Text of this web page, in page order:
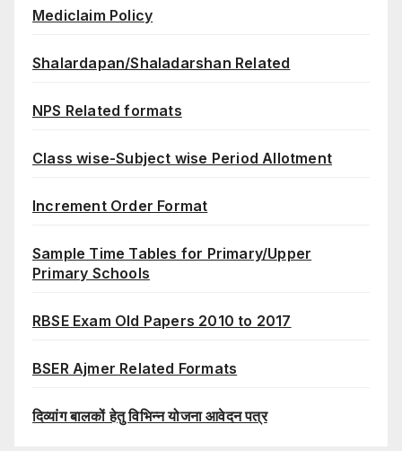
Mediclaim Policy
Shalardapan/Shaladarshan Related
NPS Related formats
Class wise-Subject wise Period Allotment
Increment Order Format
Sample Time Tables for Primary/Upper
Primary Schools
RBSE Exam Old Papers 2010 to 2017
BSER Ajmer Related Formats
दिव्यांग बालकों हेतु विभिन्न योजना आवेदन पत्र